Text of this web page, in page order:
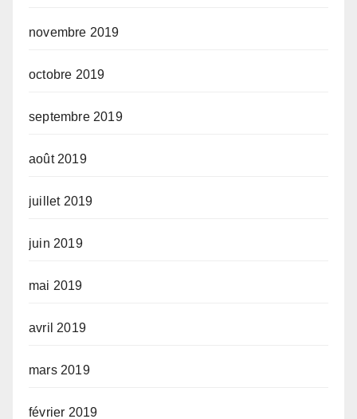
novembre 2019
octobre 2019
septembre 2019
août 2019
juillet 2019
juin 2019
mai 2019
avril 2019
mars 2019
février 2019